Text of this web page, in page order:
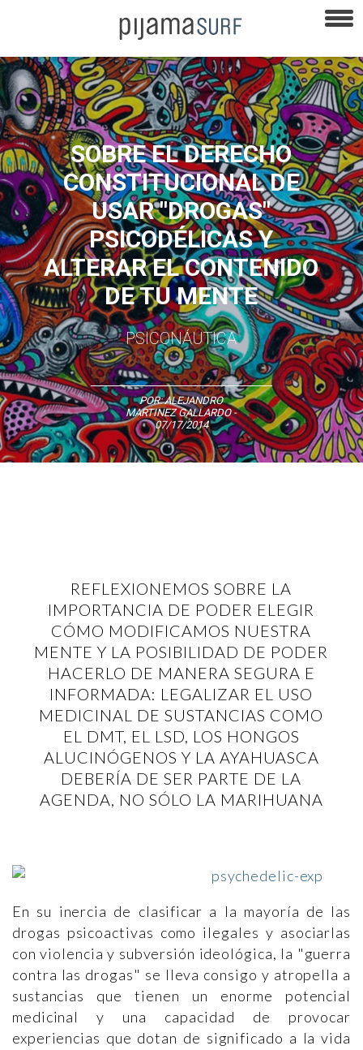
SOBRE EL DERECHO
CONSTITUCIONAL DE
USAR "DROGAS"
PSICODÉLICAS Y
ALTERAR EL CONTENIDO
DE TU MENTE
PSICONÁUTICA
POR:ALEJANDRO
MARTINEZ GALLARDO-
07/17/2014
REFLEXIONEMOS SOBRE LA
IMPORTANCIA DE PODER ELEGIR
CÓMO MODIFICAMOS NUESTRA
MENTE Y LA POSIBILIDAD DE PODER
HACERLO DE MANERA SEGURA E
INFORMADA: LEGALIZAR EL USO
MEDICINAL DE SUSTANCIAS COMO
EL DMT, EL LSD, LOS HONGOS
ALUCINÓGENOS Y LA AYAHUASCA
DEBERÍA DE SER PARTE DE LA
AGENDA, NO SÓLO LA MARIHUANA
En su inercia de clasificar a la mayoría de las
drogas psicoactivas como ilegales y asociarlas
con violencia y subversión ideológica, la "guerra
contra las drogas" se lleva consigo y atropella a
sustancias que tienen un enorme potencial
medicinal y una capacidad de provocar
experiencias que dotan de significado a la vida